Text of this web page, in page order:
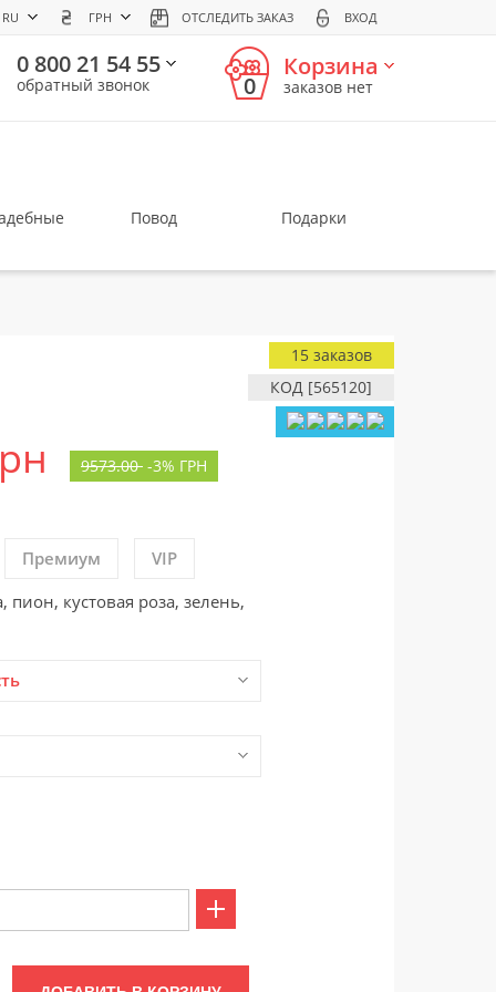
RU ГРН ОТСЛЕДИТЬ ЗАКАЗ ВХОД
0 800 21 54 55
обратный звонок 0
Корзина
заказов нет
Повод Подарки
КОД [565120]
15 заказов
9573.00 -3% ГРН
Премиум VIP
пион, кустовая роза, зелень,